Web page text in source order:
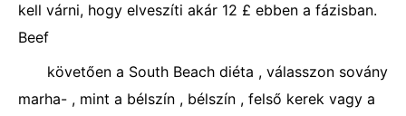
kell várni, hogy elveszíti akár 12 £ ebben a fázisban.
Beef
követően a South Beach diéta , válasszon sovány
marha- , mint a bélszín , bélszín , felső kerek vagy a